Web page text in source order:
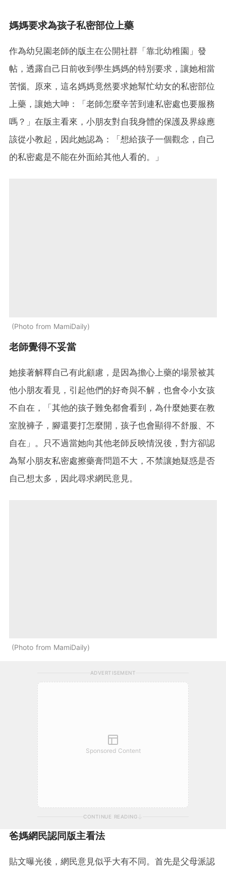
媽媽要求為孩子私密部位上藥
作為幼兒園老師的版主在公開社群「靠北幼稚園」發
帖，透露自己日前收到學生媽媽的特別要求，讓她相當
苦惱。原來，這名媽媽竟然要求她幫忙幼女的私密部位
上藥，讓她大呻：「老師怎麼辛苦到連私密處也要服務
嗎？」在版主看來，小朋友對自我身體的保護及界線應
該從小教起，因此她認為：「想給孩子一個觀念，自己
的私密處是不能在外面給其他人看的。」
Photo from MamiDaily
老師覺得不妥當
她接著解釋自己有此顧慮，是因為擔心上藥的場景被其
他小朋友看見，引起他們的好奇與不解，也會令小女孩
不自在，「其他的孩子難免都會看到，為什麼她要在教
室脫褲子，腳還要打怎麼開，孩子也會顯得不舒服、不
自在」。只不過當她向其他老師反映情況後，對方卻認
為幫小朋友私密處擦藥膏問題不大，不禁讓她疑惑是否
自己想太多，因此尋求網民意見。
Photo from MamiDaily
ADVERTISEMENT
Sponsored Content
CONTINUE READING
爸媽網民認同版主看法
貼文曝光後，網民意見似乎大有不同。首先是父母派認